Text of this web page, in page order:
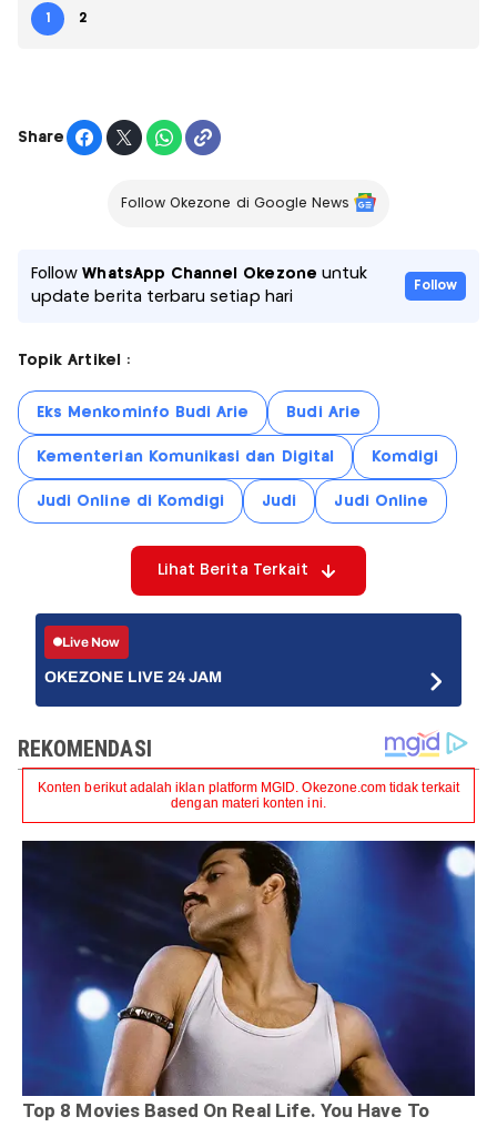
1 2
Share
Follow Okezone di Google News
FollowWhatsApp Channel Okezone untuk
update berita terbaru setiap hari
Follow
Topik Artikel :
Eks Menkominfo Budi Arie Budi Arie
Kementerian Komunikasi dan Digital Komdigi
Judi Online di Komdigi Judi Judi Online
Lihat Berita Terkait
Live Now
OKEZONE LIVE 24 JAM